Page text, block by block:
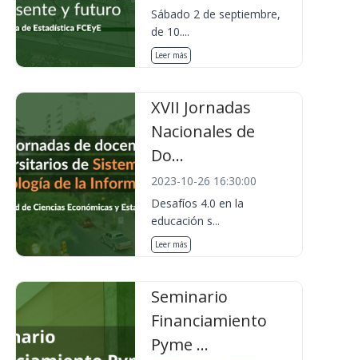
Sábado 2 de septiembre,
de 10....
Leer más
XVII Jornadas
Nacionales de
Do...
2023-10-26 16:30:00
Desafíos 4.0 en la
educación s...
Leer más
Seminario
Financiamiento
Pyme ...